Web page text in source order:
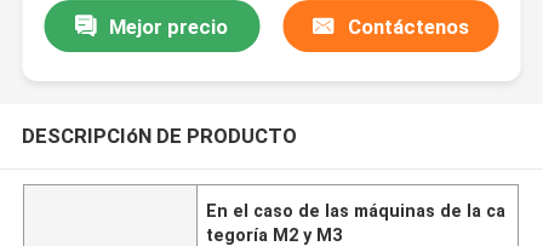
Mejor precio Contáctenos
DESCRIPCIóN DE PRODUCTO
En el caso de las máquinas de la ca
tegoría M2 y M3